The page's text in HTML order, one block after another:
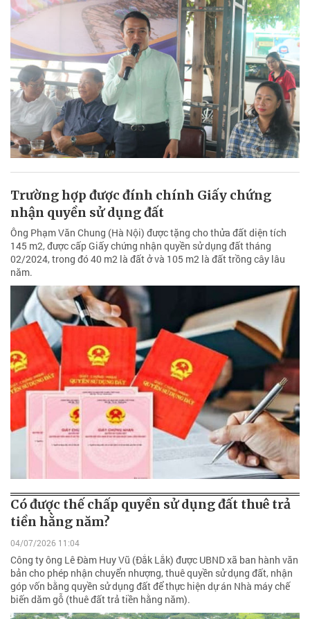
Trường hợp được đính chính Giấy chứng
nhận quyền sử dụng đất
Ông Phạm Văn Chung (Hà Nội) được tặng cho thửa đất diện tích
145 m2, được cấp Giấy chứng nhận quyền sử dụng đất tháng
02/2024, trong đó 40 m2 là đất ở và 105 m2 là đất trồng cây lâu
năm.
Có được thế chấp quyền sử dụng đất thuê trả
tiền hằng năm?
04/07/2026 11:04
Công ty ông Lê Đàm Huy Vũ (Đắk Lắk) được UBND xã ban hành văn
bản cho phép nhận chuyển nhượng, thuê quyền sử dụng đất, nhận
góp vốn bằng quyền sử dụng đất để thực hiện dự án Nhà máy chế
biến dăm gỗ (thuê đất trả tiền hằng năm).